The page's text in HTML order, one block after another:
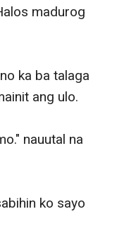
madurog
ka ba talaga
ang ulo.
nauutal na
ko sayo